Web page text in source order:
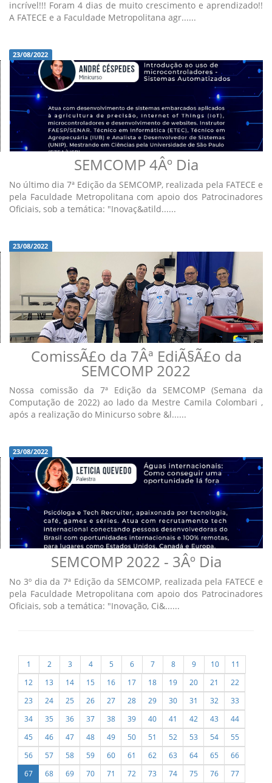
incrível!!! Foram 4 dias de muito crescimento e aprendizado!!
A FATECE e a Faculdade Metropolitana agr......
23/08/2022
SEMCOMP 4Âº Dia
No último dia 7ª Edição da SEMCOMP, realizada pela FATECE e
pela Faculdade Metropolitana com apoio dos Patrocinadores
Oficiais, sob a temática: "Inovaç&atild......
23/08/2022
ComissÃ£o da 7Âª EdiÃ§Ã£o da
SEMCOMP 2022
Nossa comissão da 7ª Edição da SEMCOMP (Semana da
Computação de 2022) ao lado da Mestre Camila Colombari ,
após a realização do Minicurso sobre &l......
23/08/2022
SEMCOMP 2022 - 3Âº Dia
No 3º dia da 7ª Edição da SEMCOMP, realizada pela FATECE e
pela Faculdade Metropolitana com apoio dos Patrocinadores
Oficiais, sob a temática: "Inovação, Ci&......
1 2 3 4 5 6 7 8 9 10
11
12
13 14 15 16 17 18 19 20 21
22
23
24 25 26 27 28 29 30 31 32
33
34
35 36 37 38 39 40 41 42 43
44
45
46 47 48 49 50 51 52 53 54
55
56
57 58 59 60 61 62 63 64 65
66
67
68 69 70 71 72 73 74 75 76
77